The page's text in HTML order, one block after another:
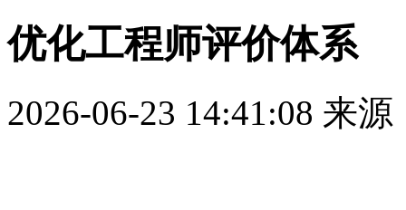
优化工程师评价体系
2026-06-23 14:41:08 来